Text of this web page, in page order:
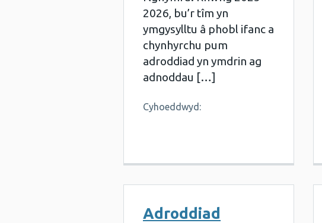
2026, bu’r tîm yn
ymgysylltu â phobl ifanc a
chynhyrchu pum
adroddiad yn ymdrin ag
adnoddau […]
Cyhoeddwyd:
Adroddiad